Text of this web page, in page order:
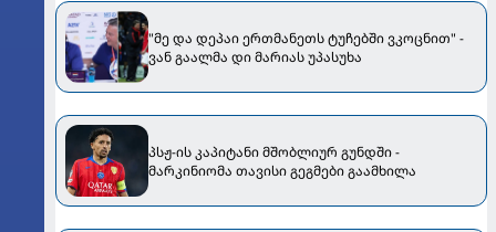
"მე და დეპაი ერთმანეთს ტუჩებში ვკოცნით" -
ვან გაალმა დი მარიას უპასუხა
პსჟ-ის კაპიტანი მშობლიურ გუნდში -
მარკინიომა თავისი გეგმები გაამხილა